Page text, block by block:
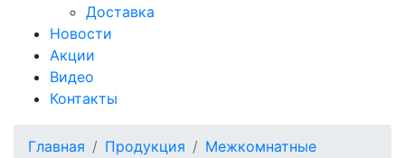
Доставка
Новости
Акции
Видео
Контакты
Главная Продукция
Межкомнатные